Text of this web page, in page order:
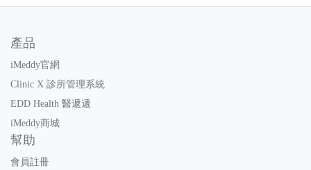
產品
iMeddy官網
Clinic X 診所管理系統
EDD Health 醫遞遞
iMeddy商城
幫助
會員註冊